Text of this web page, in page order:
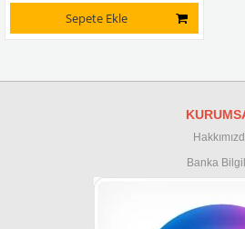
Sepete Ekle
Banka